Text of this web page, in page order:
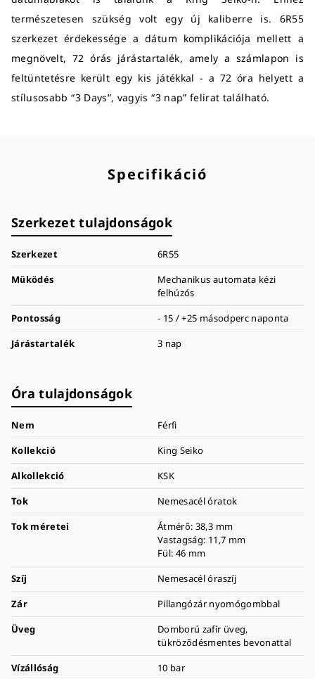
természetesen szükség volt egy új kaliberre is. 6R55
szerkezet érdekessége a dátum komplikációja mellett a
megnövelt, 72 órás járástartalék, amely a számlapon is
feltüntetésre került egy kis játékkal - a 72 óra helyett a
stílusosabb “3 Days”, vagyis “3 nap” felirat található.
Specifikáció
Szerkezet tulajdonságok
Szerkezet
6R55
Működés
Mechanikus automata kézi
felhúzós
Pontosság
- 15 / +25 másodperc naponta
Járástartalék
3 nap
Óra tulajdonságok
Nem
Férfi
Kollekció
King Seiko
Alkollekció
KSK
Tok
Nemesacél óratok
Tok méretei
Átmérő: 38,3 mm
Vastagság: 11,7 mm
Fül: 46 mm
Szíj
Nemesacél óraszíj
Zár
Pillangózár nyomógombbal
Üveg
Domború zafír üveg,
tükröződésmentes bevonattal
Vízállóság
10 bar